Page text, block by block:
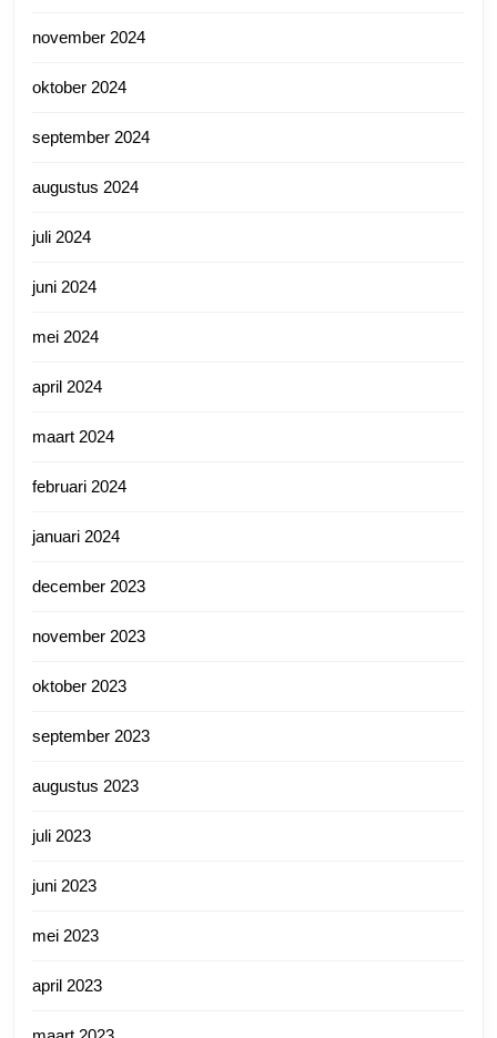
november 2024
oktober 2024
september 2024
augustus 2024
juli 2024
juni 2024
mei 2024
april 2024
maart 2024
februari 2024
januari 2024
december 2023
november 2023
oktober 2023
september 2023
augustus 2023
juli 2023
juni 2023
mei 2023
april 2023